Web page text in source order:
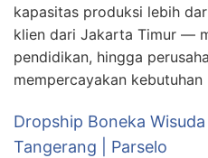
kapasitas produksi lebih
klien dari Jakarta Timur —
pendidikan, hingga
mempercayakan
Dropship Boneka
Tangerang | Parselo